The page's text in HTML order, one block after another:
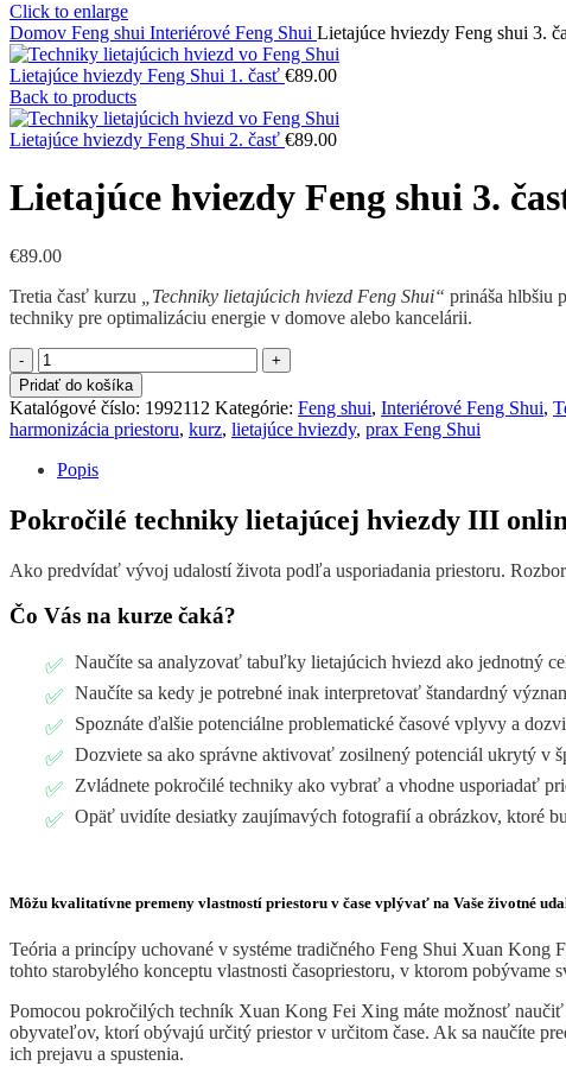
Click to enlarge
Domov Feng shui Interiérové Feng Shui Lietajúce hviezdy Feng shui 3.
Lietajúce hviezdy Feng Shui 1. časť €89.00
Back to products
Lietajúce hviezdy Feng Shui 2. časť €89.00
Lietajúce hviezdy Feng shui 3.
€89.00
Tretia časť kurzu
„Techniky lietajúcich hviezd Feng Shui“ prináša hlbšiu
techniky pre optimalizáciu energie v domove alebo kancelárii.
množstvo
Lietajúce
hviezdy
Feng
shui
3.
časť
Pridať do košíka
Katalógové číslo: 1992112 Kategórie: Feng shui, Interiérové Feng Shui,
harmonizácia priestoru, kurz, lietajúce hviezdy, prax Feng Shui
Popis
Pokročilé techniky lietajúcej hviezdy III
Ako predvídať vývoj udalostí života podľa usporiadania priestoru.
Čo Vás na kurze čaká?
Naučíte sa analyzovať tabuľky lietajúcich hviezd ako jednotný
Naučíte sa kedy je potrebné inak interpretovať štandardný
Spoznáte ďalšie potenciálne problematické časové vplyvy a
Dozviete sa ako správne aktivovať zosilnený potenciál ukrytý v
Zvládnete pokročilé techniky ako vybrať a vhodne usporiadať
Opäť uvidíte desiatky zaujímavých fotografií a obrázkov, ktoré
Môžu kvalitatívne premeny vlastností priestoru v čase vplývať na Vaše životné
Teória a princípy uchované v systéme tradičného Feng Shui Xuan
tohto starobylého konceptu vlastnosti časopriestoru, v ktorom
Pomocou pokročilých techník Xuan Kong Fei Xing máte možnosť
obyvateľov, ktorí obývajú určitý priestor v určitom čase. Ak sa naučíte
ich prejavu a spustenia.